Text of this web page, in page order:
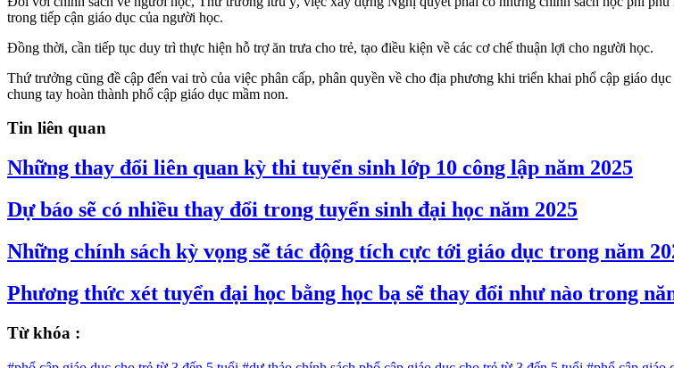
trong tiếp cận giáo dục của người học.
Đồng thời, cần tiếp tục duy trì thực hiện hỗ trợ ăn trưa cho trẻ, tạo điều kiện về các cơ chế thuận lợi cho người học.
Thứ trưởng cũng đề cập đến vai trò của việc phân cấp, phân quyền về cho địa phương khi triển khai phổ cập giáo
chung tay hoàn thành phổ cập giáo dục mầm non.
Tin liên quan
Những thay đổi liên quan kỳ thi tuyển sinh lớp 10 công lập năm 2025
Dự báo sẽ có nhiều thay đổi trong tuyển sinh đại học năm 2025
Những chính sách kỳ vọng sẽ tác động tích cực tới giáo dục trong năm
Phương thức xét tuyển đại học bằng học bạ sẽ thay đổi như nào trong
Từ khóa :